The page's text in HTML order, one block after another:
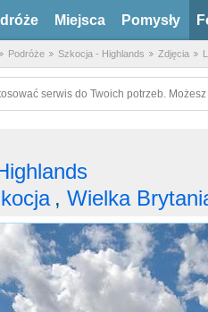
Miejsca Pomysły
Podróże Szkocja - Highlands Zdjęcia
serwis do Twoich potrzeb.
, Wielka